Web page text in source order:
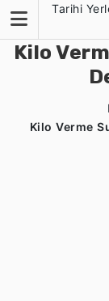
content
Tarihi
Kilo
Kilo Verme